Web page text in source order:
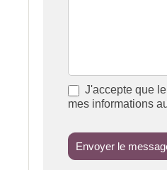
J'accepte que
mes informations
Envoyer le